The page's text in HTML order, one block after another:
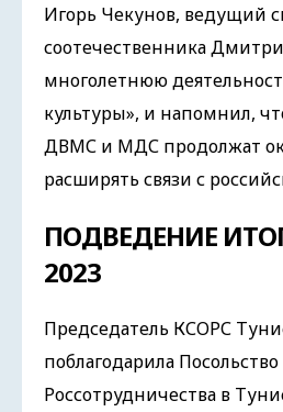
Игорь Чекунов, ведущий
соотечественника
многолетнюю
культуры», и напомнил,
ДВМС и МДС продолжат
расширять связи с
ПОДВЕДЕНИЕ
2023
Председатель КСОРС
поблагодарила
Россотрудничества в